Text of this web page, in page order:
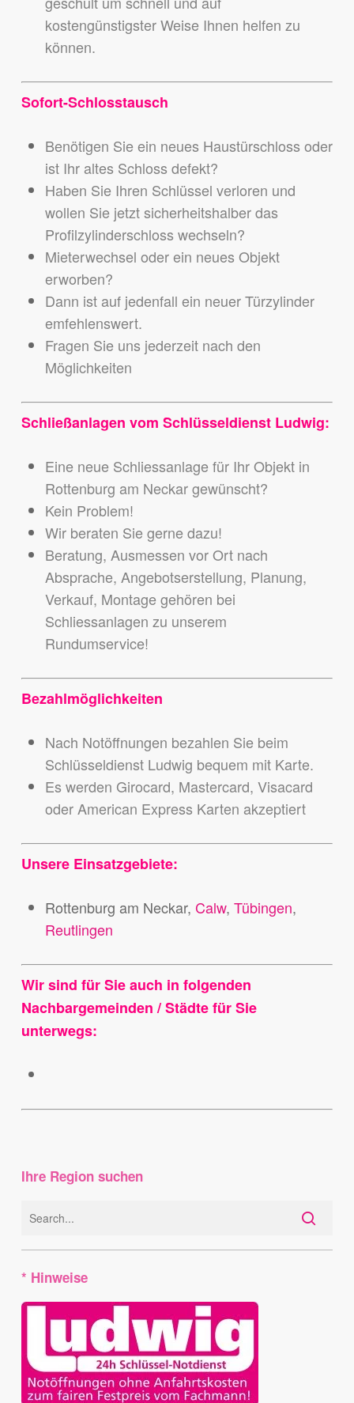
kostengünstigster Weise Ihnen helfen zu
können.
Sofort-Schlosstausch
Benötigen Sie ein neues Haustürschloss oder
ist Ihr altes Schloss defekt?
Haben Sie Ihren Schlüssel verloren und
wollen Sie jetzt sicherheitshalber das
Profilzylinderschloss wechseln?
Mieterwechsel oder ein neues Objekt
erworben?
Dann ist auf jedenfall ein neuer Türzylinder
emfehlenswert.
Fragen Sie uns jederzeit nach den
Möglichkeiten
Schließanlagen vom Schlüsseldienst Ludwig:
Eine neue Schliessanlage für Ihr Objekt in
Rottenburg am Neckar gewünscht?
Kein Problem!
Wir beraten Sie gerne dazu!
Beratung, Ausmessen vor Ort nach
Absprache, Angebotserstellung, Planung,
Verkauf, Montage gehören bei
Schliessanlagen zu unserem
Rundumservice!
Bezahlmöglichkeiten
Nach Notöffnungen bezahlen Sie beim
Schlüsseldienst Ludwig bequem mit Karte.
Es werden Girocard, Mastercard, Visacard
oder American Express Karten akzeptiert
Unsere Einsatzgebiete:
Rottenburg am Neckar, Calw, Tübingen,
Reutlingen
Wir sind für Sie auch in folgenden
Nachbargemeinden / Städte für Sie
unterwegs:
Ihre Region suchen
* Hinweise